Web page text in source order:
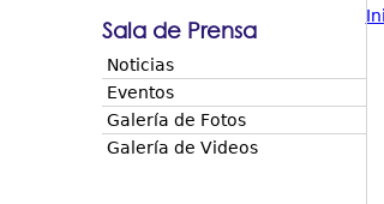
Sala de Prensa
Noticias
Eventos
Galería de Fotos
Galería de Videos